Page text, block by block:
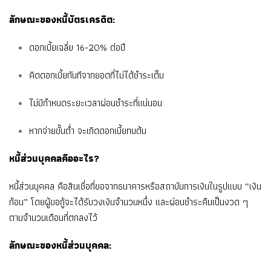
ลักษณะของหนี้บัตรเครดิต:
ดอกเบี้ยเฉลี่ย 16-20% ต่อปี
คิดดอกเบี้ยทันทีจากยอดที่ไม่ได้ชำระเต็ม
ไม่มีกำหนดระยะเวลาผ่อนชำระที่แน่นอน
หากจ่ายขั้นต่ำ จะเกิดดอกเบี้ยทบต้น
หนี้ส่วนบุคคลคืออะไร?
หนี้ส่วนบุคคล คือสินเชื่อที่ขอจากธนาคารหรือสถาบันการเงินในรูปแบบ “เงิน
ก้อน” โดยผู้ขอกู้จะได้รับวงเงินจำนวนหนึ่ง และผ่อนชำระคืนเป็นงวด ๆ
ตามจำนวนเดือนที่ตกลงไว้
ลักษณะของหนี้ส่วนบุคคล: